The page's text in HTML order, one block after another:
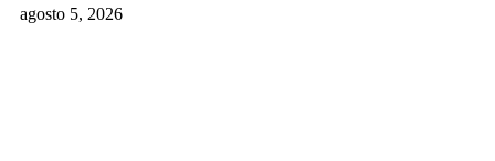
agosto 5, 2026